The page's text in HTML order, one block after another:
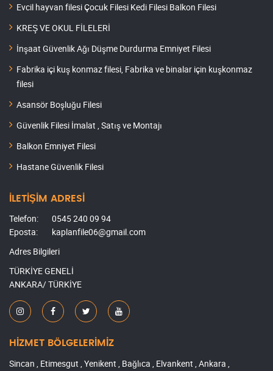
Evcil hayvan filesi Çocuk Filesi Kedi Filesi Balkon Filesi
KREŞ VE OKUL FİLELERİ
İnşaat Güvenlik Ağı Düşme Durdurma Emniyet Filesi
Fabrika içi kuş konmaz filesi, Fabrika ve binalar için kuşkonmaz
filesi
Asansör Boşluğu Filesi
Güvenlik Filesi İmalat , Satış ve Montajı
Balkon Emniyet Filesi
Hastane Güvenlik Filesi
İLETİŞİM ADRESİ
Telefon:
0545 240 09 94
Eposta:
kaplanfile06@gmail.com
Adres Bilgileri
TÜRKİYE GENELİ
ANKARA/ TÜRKİYE
HİZMET BÖLGELERİMİZ
Sincan , Etimesgut , Yenikent , Bağlıca , Elvankent , Ankara ,